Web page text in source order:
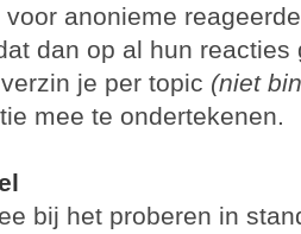
anonieme
dan op al hun reacties
je per topic (niet
mee te ondertekenen.
bij het proberen in